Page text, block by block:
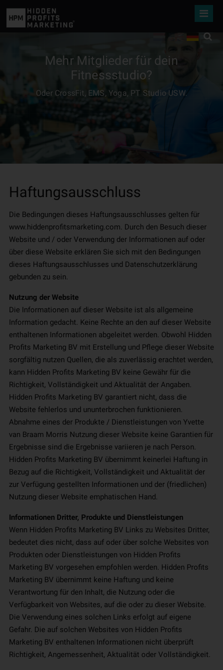
Mehr Mitglieder für dein
Fitnessstudio?
Oder CrossFit, EMS, Yoga, PT Studio USW.
Haftungsausschluss
Die Bedingungen dieses Haftungsausschlusses gelten für
www.hiddenprofitsmarketing.com. Durch den Besuch dieser
Website und / oder Verwendung der Informationen auf oder
über diese Website erklären Sie sich mit den Bedingungen
dieses Haftungsausschlusses und Datenschutzerklärung
gebunden zu sein.
Nutzung der Website
Die Informationen auf dieser Website ist als allgemeine
Information gedacht. Keine Rechte an den auf dieser Website
enthaltenen Informationen abgeleitet werden. Obwohl Hidden
Profits Marketing BV mit Erstellung und Pflege dieser Website
sorgfältig nutzen Quellen, die als zuverlässig erachtet werden,
kann Hidden Profits Marketing BV keine Gewähr für die
Richtigkeit, Vollständigkeit und Aktualität der Angaben.
Hidden Profits Marketing BV garantiert nicht, dass die
Website fehlerlos und ununterbrochen funktionieren.
Abnahme eines der Produkte / Dienstleistungen von Yvette
van Braam Morris Nutzung dieser Website keine Garantien für
Ergebnisse sind die Ergebnisse variieren je nach Person.
Hidden Profits Marketing BV übernimmt keinerlei Haftung in
Bezug auf die Richtigkeit, Vollständigkeit und Aktualität der
zur Verfügung gestellten Informationen und der (friedlichen)
Nutzung dieser Website emphatischen Hand.
Informationen Dritter, Produkte und Dienstleistungen
Wenn Hidden Profits Marketing BV Links zu Websites Dritter,
bedeutet dies nicht, dass auf oder über solche Websites von
Produkten oder Dienstleistungen von Hidden Profits
Marketing BV vorgesehen empfohlen werden. Hidden Profits
Marketing BV übernimmt keine Haftung und keine
Verantwortung für den Inhalt, die Nutzung oder die
Verfügbarkeit von Websites, auf die oder zu dieser Website.
Die Verwendung eines solchen Links erfolgt auf eigene
Gefahr. Die auf solchen Websites von Hidden Profits
Marketing BV enthaltenen Informationen nicht überprüft
Richtigkeit, Angemessenheit, Aktualität oder Vollständigkeit.